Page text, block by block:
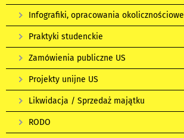
Infografiki, opracowania okolicznościowe
Praktyki studenckie
Zamówienia publiczne US
Projekty unijne US
Likwidacja / Sprzedaż majątku
RODO